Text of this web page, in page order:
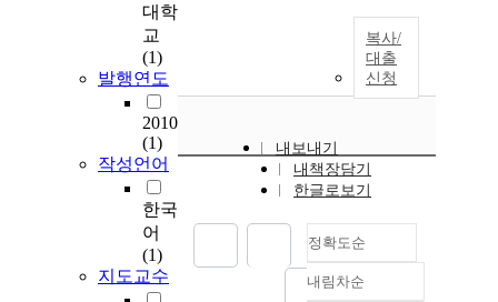
대학
교
(1)
발행연도
2010
(1)
작성언어
한국
어
(1)
지도교수
복사/
대출
신청
내보내기
내책장담기
한글로보기
정확도순
정확도
내림차순